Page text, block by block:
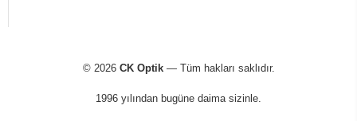
© 2026 CK Optik— Tüm hakları saklıdır.
1996 yılından bugüne daima sizinle.